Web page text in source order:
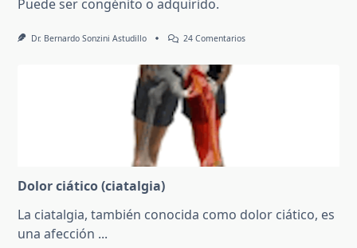
Puede ser congénito o adquirido.
Dr. Bernardo Sonzini Astudillo 24 ComentariosEn
Dolor ciático (ciatalgia)
La ciatalgia, también conocida como dolor ciático, es
una afección ...